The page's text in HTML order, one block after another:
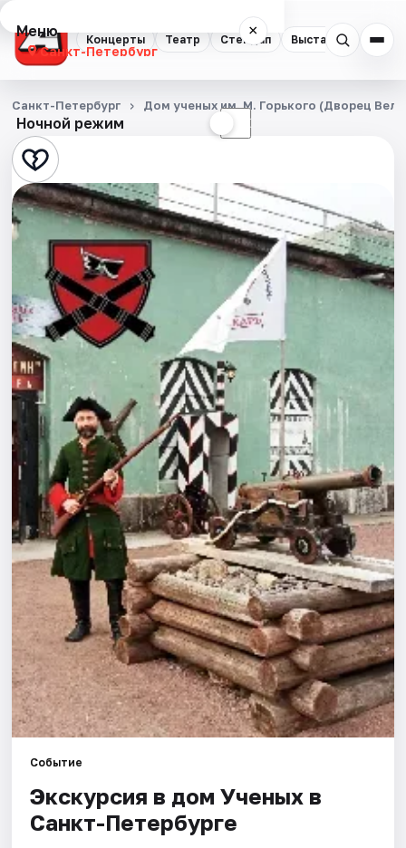
Концерты Театр Стендап Выставки
Меню ×
Санкт-Петербург
Концерты
Театр
Стендап
Выставки
Квесты
Экскурсии
Спорт
События
Города
Площадки
Артисты
Рейтинги
Ночной режим ☾
Санкт-Петербург Дом ученых им. М. Горького (Дворец
Событие
Экскурсия в дом Ученых в
Санкт-Петербурге